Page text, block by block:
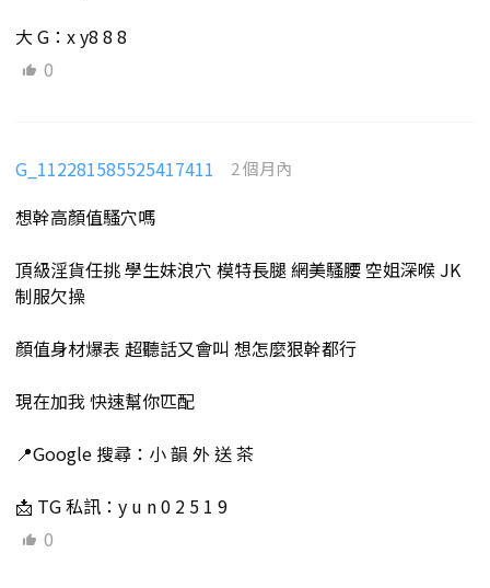
大 G：x y8 8 8
0
G_112281585525417411 2 個月內
想幹高顏值騷穴嗎
頂級淫貨任挑 學生妹浪穴 模特長腿 網美騷腰 空姐深喉 JK
制服欠操
顏值身材爆表 超聽話又會叫 想怎麼狠幹都行
現在加我 快速幫你匹配
📍Google 搜尋：小 韻 外 送 茶
📩 TG 私訊：y u n 0 2 5 1 9
0